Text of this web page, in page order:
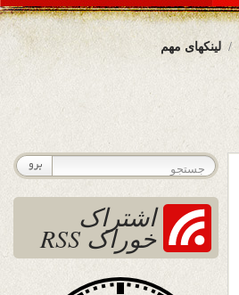
لینکهای مهم
اشتراک
خوراک RSS